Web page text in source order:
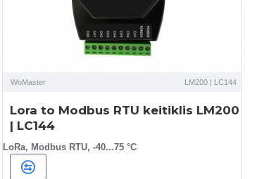
WoMaster LM200 | LC144
Lora to Modbus RTU keitiklis LM200
| LC144
LoRa, Modbus RTU, -40...75 °C